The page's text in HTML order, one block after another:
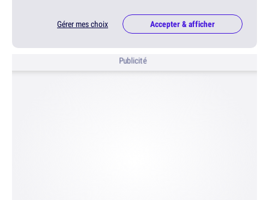
Gérer mes choix Accepter & afficher
Publicité